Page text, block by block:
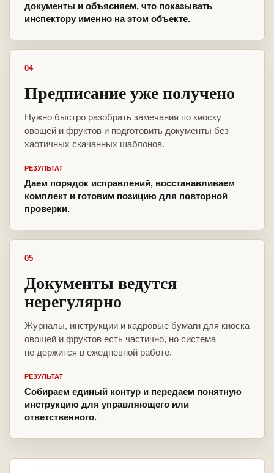
документы и объясняем, что показывать
инспектору именно на этом объекте.
04
Предписание уже получено
Нужно быстро разобрать замечания по киоску
овощей и фруктов и подготовить документы без
хаотичных скачанных шаблонов.
РЕЗУЛЬТАТ
Даем порядок исправлений, восстанавливаем
комплект и готовим позицию для повторной
проверки.
05
Документы ведутся
нерегулярно
Журналы, инструкции и кадровые бумаги для киоска
овощей и фруктов есть частично, но система
не держится в ежедневной работе.
РЕЗУЛЬТАТ
Собираем единый контур и передаем понятную
инструкцию для управляющего или
ответственного.